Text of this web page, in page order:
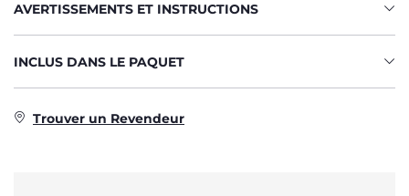
AVERTISSEMENTS ET INSTRUCTIONS
INCLUS DANS LE PAQUET
Trouver un Revendeur